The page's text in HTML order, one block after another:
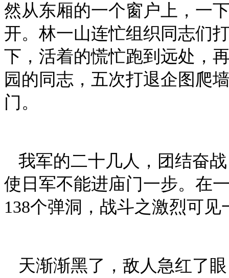
然从东厢的一个窗户上，一
开。林一山连忙组织同志们
下，活着的慌忙跑到远处，
园的同志，五次打退企图爬
门。
我军的二十几人，团结奋
使日军不能进庙门一步。在
138个弹洞，战斗之激烈可见
天渐渐黑了，敌人急红了